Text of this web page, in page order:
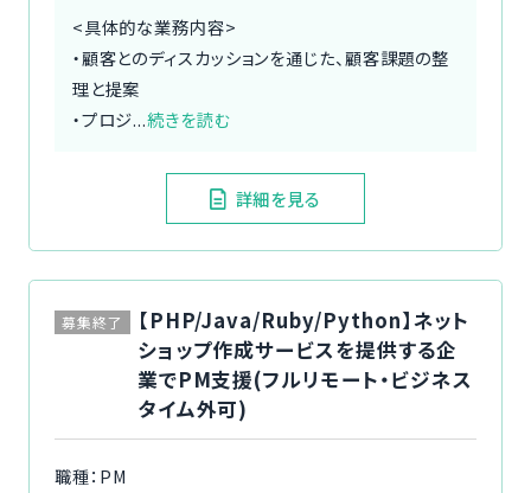
<具体的な業務内容>
・顧客とのディスカッションを通じた、顧客課題の整
理と提案
・プロジ...続きを読む
詳細を見る
募集終了
【PHP/Java/Ruby/Python】ネット
ショップ作成サービスを提供する企
業でPM支援(フルリモート・ビジネス
タイム外可)
職種：PM